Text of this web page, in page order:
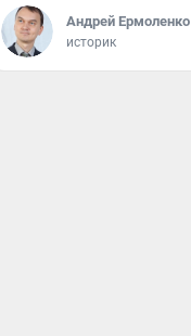
Андрей Ермоленко
историк